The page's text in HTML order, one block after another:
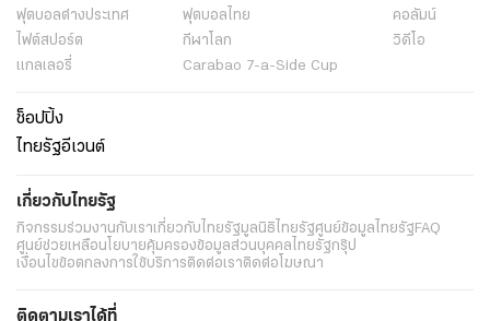
ฟุตบอลต่่างประเทศ ฟุตบอลไทย
คอลัมน์
ไฟต์สปอร์ต
กีฬาโลก
วิดีโอ
แกลเลอรี่
Carabao 7-a-Side Cup
ช็อปปิ้ง
ไทยรัฐอีเวนต์
เกี่ยวกับไทยรัฐ
กิจกรรมร่วมงานกับเราเกี่ยวกับไทยรัฐมูลนิธิไทยรัฐศูนย์ข้อมูลไทยรัฐFAQ
ศูนย์ช่วยเหลือนโยบายคุ้มครองข้อมูลส่วนบุคคลไทยรัฐกรุ๊ป
เงื่อนไขข้อตกลงการใช้บริการติดต่อเราติดต่อโฆษณา
ติดตามเราได้ที่